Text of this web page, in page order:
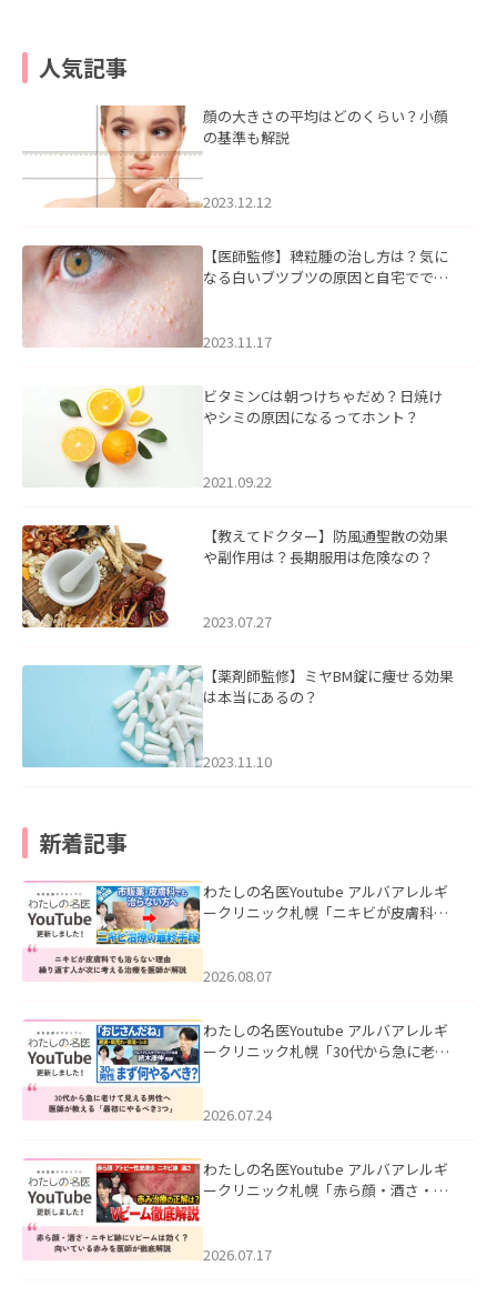
人気記事
顔の大きさの平均はどのくらい？小顔
の基準も解説
2023.12.12
【医師監修】稗粒腫の治し方は？気に
なる白いブツブツの原因と自宅ででき
2023.11.17
ビタミンCは朝つけちゃだめ？日焼け
やシミの原因になるってホント？
2021.09.22
【教えてドクター】防風通聖散の効果
や副作用は？長期服用は危険なの？
2023.07.27
【薬剤師監修】ミヤBM錠に痩せる効果
は本当にあるの？
2023.11.10
新着記事
わたしの名医Youtube アルバアレルギ
ークリニック札幌「ニキビが皮膚科で
ました。
2026.08.07
わたしの名医Youtube アルバアレルギ
ークリニック札幌「30代から急に老け
た。
2026.07.24
わたしの名医Youtube アルバアレルギ
ークリニック札幌「赤ら顔・酒さ・ニ
した。
2026.07.17